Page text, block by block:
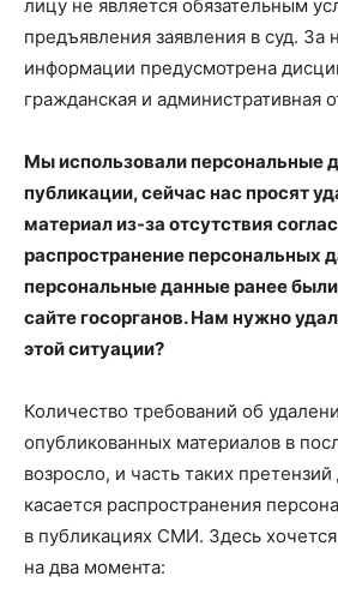
лицу не является обязательным
предъявления заявления в суд. За
информации предусмотрена
гражданская и административная
Мы использовали персональные
публикации, сейчас нас просят
материал из-за отсутствия
распространение персональных
персональные данные ранее
сайте госорганов. Нам нужно
этой ситуации?
Количество требований об
опубликованных материалов в
возросло, и часть таких
касается распространения
в публикациях СМИ. Здесь
на два момента: